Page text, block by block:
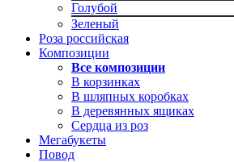
Голубой
Зеленый
Роза российская
Композиции
Все композиции
В корзинках
В шляпных коробках
В деревянных ящиках
Сердца из роз
Мегабукеты
Повод